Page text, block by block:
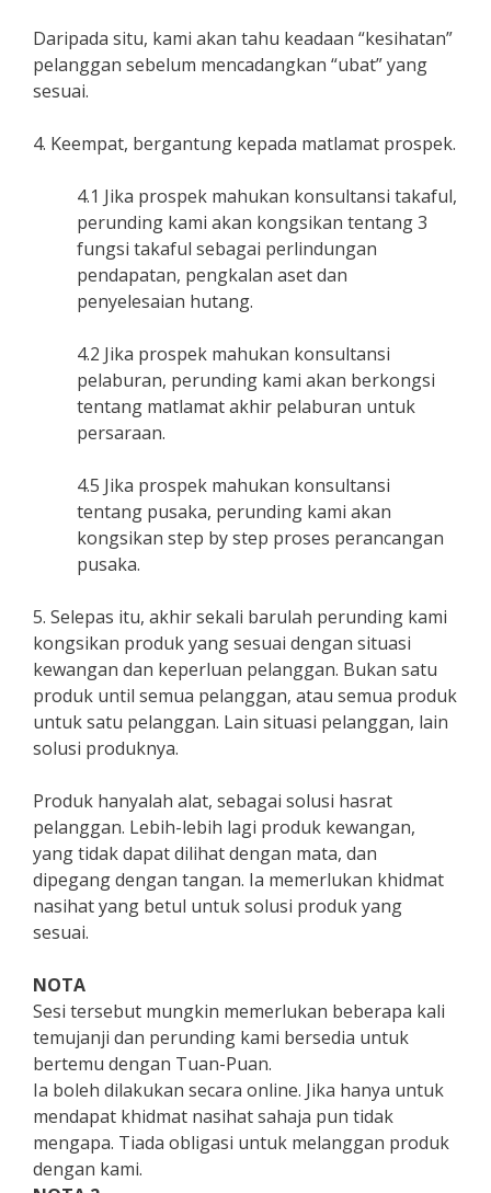
Daripada situ, kami akan tahu keadaan “kesihatan”
pelanggan sebelum mencadangkan “ubat” yang
sesuai.
4. Keempat, bergantung kepada matlamat prospek.
4.1 Jika prospek mahukan konsultansi takaful,
perunding kami akan kongsikan tentang 3
fungsi takaful sebagai perlindungan
pendapatan, pengkalan aset dan
penyelesaian hutang.
4.2 Jika prospek mahukan konsultansi
pelaburan, perunding kami akan berkongsi
tentang matlamat akhir pelaburan untuk
persaraan.
4.5 Jika prospek mahukan konsultansi
tentang pusaka, perunding kami akan
kongsikan step by step proses perancangan
pusaka.
5. Selepas itu, akhir sekali barulah perunding kami
kongsikan produk yang sesuai dengan situasi
kewangan dan keperluan pelanggan. Bukan satu
produk until semua pelanggan, atau semua produk
untuk satu pelanggan. Lain situasi pelanggan, lain
solusi produknya.
Produk hanyalah alat, sebagai solusi hasrat
pelanggan. Lebih-lebih lagi produk kewangan,
yang tidak dapat dilihat dengan mata, dan
dipegang dengan tangan. Ia memerlukan khidmat
nasihat yang betul untuk solusi produk yang
sesuai.
NOTA
Sesi tersebut mungkin memerlukan beberapa kali
temujanji dan perunding kami bersedia untuk
bertemu dengan Tuan-Puan.
Ia boleh dilakukan secara online. Jika hanya untuk
mendapat khidmat nasihat sahaja pun tidak
mengapa. Tiada obligasi untuk melanggan produk
dengan kami.